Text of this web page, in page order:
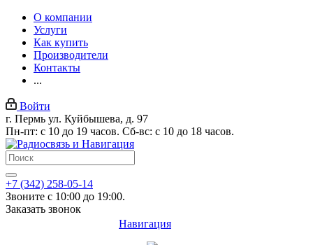
О компании
Услуги
Как купить
Производители
Контакты
...
Войти
г. Пермь ул. Куйбышева, д. 97
Пн-пт: с 10 до 19 часов. Сб-вс: с 10 до 18 часов.
+7 (342) 258-05-14
Звоните с 10:00 до 19:00.
Заказать звонок
Навигация